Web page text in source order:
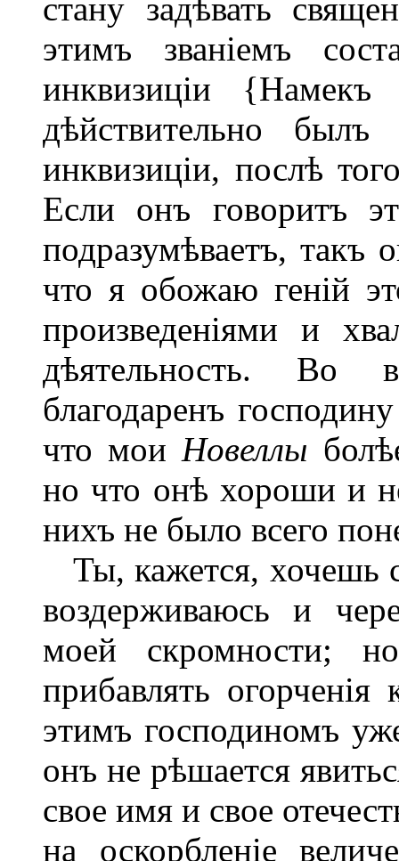
стану задѣвать
этимъ званіемъ
инквизиціи
дѣйствительно
инквизиціи, послѣ
Если онъ говоритъ
подразумѣваетъ, такъ
что я обожаю геній
произведеніями и
дѣятельность. Во
благодаренъ
что моиНовеллы
но что онѣ хороши и
нихъ не было всего
Ты, кажется, хочешь
воздерживаюсь и
моей скромности;
прибавлять
этимъ господиномъ
онъ не рѣшается
свое имя и свое
на оскорбленіе